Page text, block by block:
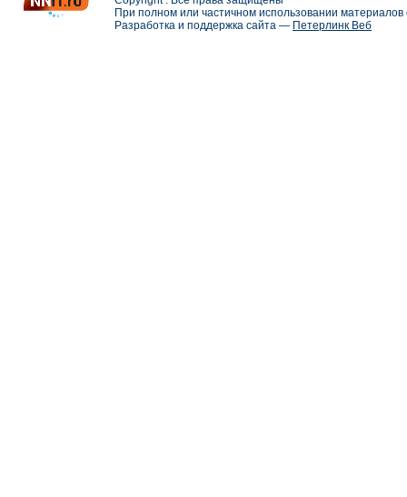
При полном или частичном использовании
Разработка и поддержка сайта — Петерлинк Веб